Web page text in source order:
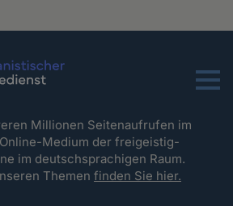
Menu
Millionen Seitenaufrufen im
Medium der freigeistig-
im deutschsprachigen Raum.
Themenfinden Sie hier.